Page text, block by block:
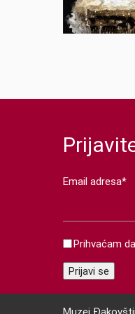
Email adresa*
Prihvaćam